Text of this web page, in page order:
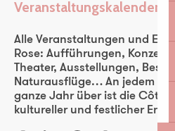
Veranstaltungskalender
Alle Veranstaltungen und
Rose: Aufführungen,
Theater, Ausstellungen,
Naturausflüge… An jedem
ganze Jahr über ist die Côte
kultureller und festlicher